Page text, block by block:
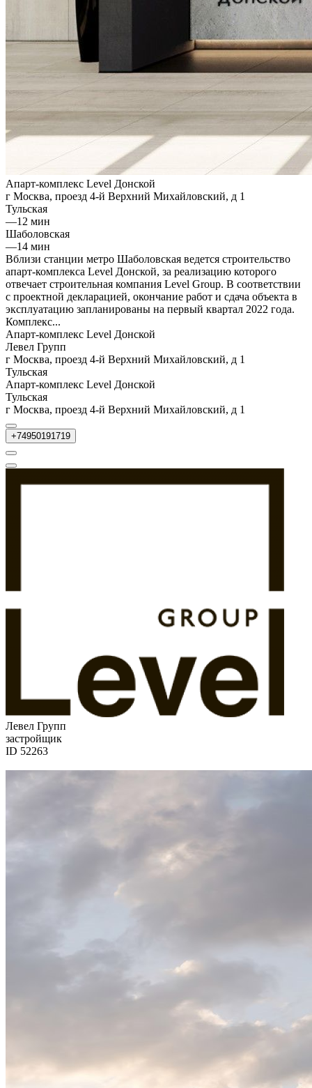
Апарт-комплекс Level Донской
г Москва, проезд 4-й Верхний Михайловский, д 1
Тульская
—12 мин
Шаболовская
—14 мин
Вблизи станции метро Шаболовская ведется строительство
апарт-комплекса Level Донской, за реализацию которого
отвечает строительная компания Level Group. В соответствии
с проектной декларацией, окончание работ и сдача объекта в
эксплуатацию запланированы на первый квартал 2022 года.
Комплекс...
Апарт-комплекс Level Донской
Левел Групп
г Москва, проезд 4-й Верхний Михайловский, д 1
Тульская
Апарт-комплекс Level Донской
Тульская
г Москва, проезд 4-й Верхний Михайловский, д 1
+74950191719
Левел Групп
застройщик
ID 52263